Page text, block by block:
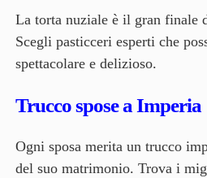
La torta nuziale è il gran finale
Scegli pasticceri esperti che
spettacolare e delizioso.
Trucco spose a Imperia
Ogni sposa merita un trucco
del suo matrimonio. Trova i